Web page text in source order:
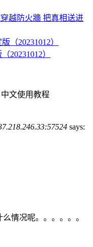
越防火牆 把真相送进
20231012）
中文使用教程
says:
情况呢。。。。。。